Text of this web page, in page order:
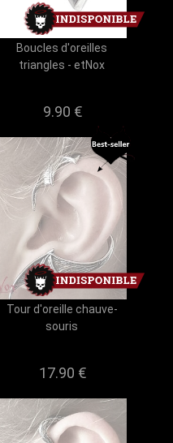
Boucles d'oreilles
triangles - etNox
9.90 €
Tour d'oreille chauve-
souris
17.90 €